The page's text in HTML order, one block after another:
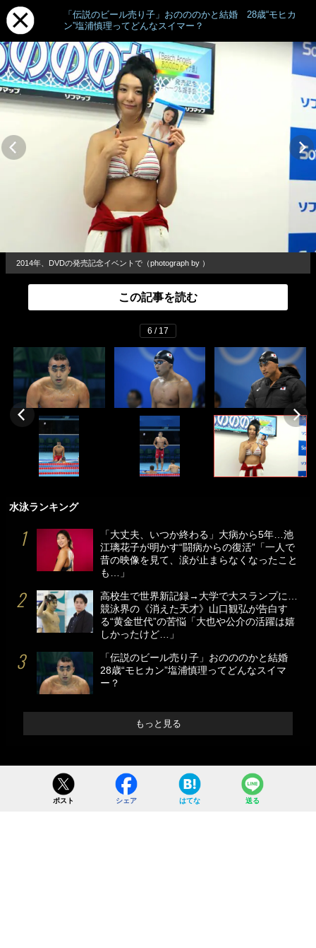
「伝説のビール売り子」おのののかと結婚 28歳“モヒカ
ン”塩浦慎理ってどんなスイマー？
2014年、DVDの発売記念イベントで（photograph by ）
この記事を読む
6 / 17
水泳ランキング
「大丈夫、いつか終わる」大病から5年…池
江璃花子が明かす“闘病からの復活”「一人で
昔の映像を見て、涙が止まらなくなったこと
も…」
高校生で世界新記録→大学で大スランプに…
競泳界の《消えた天才》山口観弘が告白す
る“黄金世代”の苦悩「大也や公介の活躍は嬉
しかったけど…」
「伝説のビール売り子」おのののかと結婚
28歳“モヒカン”塩浦慎理ってどんなスイマ
ー？
もっと見る
ポスト シェア はてな 送る